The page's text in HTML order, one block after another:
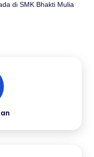
di SMK Bhakti Mulia